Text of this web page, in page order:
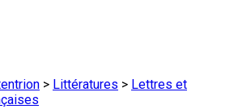
> Littératures > Lettres et